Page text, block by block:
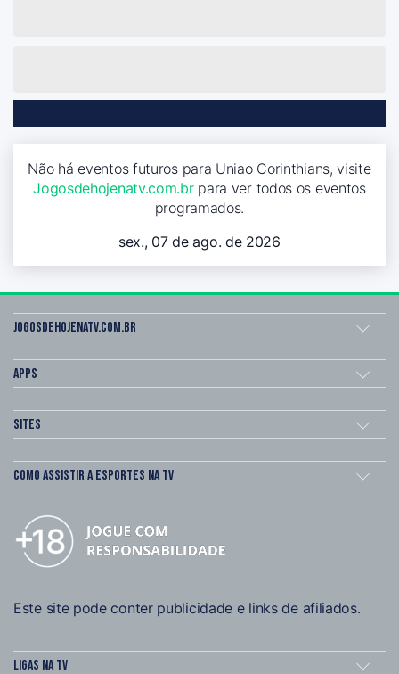
Não há eventos futuros para Uniao Corinthians, visite
Jogosdehojenatv.com.brpara ver todos os eventos
programados.
sex., 07 de ago. de 2026
Jogosdehojenatv.com.br
Apps
Sites
Como assistir a esportes na TV
Este site pode conter publicidade e links de afiliados.
Ligas na TV